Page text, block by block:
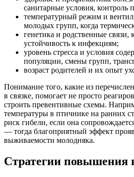
санитарные условия, контроль
температурный режим и
молодых групп, когда
генетика и родственные связи,
устойчивость к инфекциям;
уровень стресса и условия
популяции, смены групп,
возраст родителей и их опыт
Понимание того, какие из
в связке, помогает не просто
строить превентивные схемы.
температуры в птичнике на ранних
риск гибели, если она
— тогда благоприятный эффект
выживаемости молодняка.
Стратегии повышения